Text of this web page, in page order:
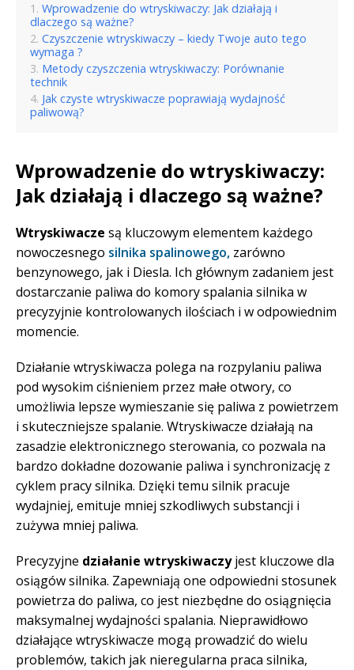
Wprowadzenie do wtryskiwaczy: Jak działają i
dlaczego są ważne?
Czyszczenie wtryskiwaczy – kiedy Twoje auto tego
wymaga ?
Metody czyszczenia wtryskiwaczy: Porównanie
technik
Jak czyste wtryskiwacze poprawiają wydajność
paliwową?
Wprowadzenie do wtryskiwaczy:
Jak działają i dlaczego są ważne?
Wtryskiwacze są kluczowym elementem każdego
nowoczesnego silnika spalinowego, zarówno
benzynowego, jak i Diesla. Ich głównym zadaniem jest
dostarczanie paliwa do komory spalania silnika w
precyzyjnie kontrolowanych ilościach i w odpowiednim
momencie.
Działanie wtryskiwacza polega na rozpylaniu paliwa
pod wysokim ciśnieniem przez małe otwory, co
umożliwia lepsze wymieszanie się paliwa z powietrzem
i skuteczniejsze spalanie. Wtryskiwacze działają na
zasadzie elektronicznego sterowania, co pozwala na
bardzo dokładne dozowanie paliwa i synchronizację z
cyklem pracy silnika. Dzięki temu silnik pracuje
wydajniej, emituje mniej szkodliwych substancji i
zużywa mniej paliwa.
Precyzyjne działanie wtryskiwaczyjest kluczowe dla
osiągów silnika. Zapewniają one odpowiedni stosunek
powietrza do paliwa, co jest niezbędne do osiągnięcia
maksymalnej wydajności spalania. Nieprawidłowo
działające wtryskiwacze mogą prowadzić do wielu
problemów, takich jak nieregularna praca silnika,